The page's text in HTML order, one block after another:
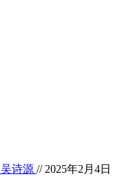
吴诗源 // 2025年2月4日